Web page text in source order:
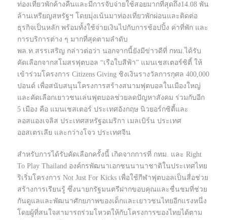
ท่องเที่ยวพักค้างคืนและมีการจับจ่ายใช้สอยมากที่สุดถึง14.08 พัน
ล้านเหรียญสหรัฐฯ โดยมุ่งเน้นมาท่องเที่ยวพักผ่อนและติดต่อ
ธุรกิจเป็นหลัก พร้อมทั้งใช้จ่ายเงินไปกับการช้อปปิ้ง ค่าที่พัก และ
การบริการต่าง ๆ มากที่สุดตามลำดับ
พล.ท.สรรเสริญ กล่าวต่อว่า นอกจากนี้ยังมีข่าวดีที่ กทม.ได้รับ
คัดเลือกจากสโมสรฟุตบอล “เรือใบสีฟ้า” แมนเชสเตอร์ซิตี้ ให้
เข้าร่วมโครงการ Citizens Giving ชิงเงินรางวัลการกุศล 400,000
ปอนด์ เพื่อสนับสนุนโครงการสร้างสนามฟุตบอลในเมืองใหญ่
และคัดเลือกเยาวชนเล่นฟุตบอลช่วยลดปัญหาสังคม ร่วมกับอีก
5 เมือง คือ แมนเชสเตอร์ ประเทศอังกฤษ นิวยอร์กซิตี้และ
ลอสแองเจลิส ประเทศสหรัฐอเมริกา เมลเบิร์น ประเทศ
ออสเตรเลีย และกว่างโจว ประเทศจีน
สำหรับการได้รับคัดเลือกครั้งนี้ เกิดจากการที่ กทม. และ Right
To Play Thailand องค์กรพัฒนาเอกชนนานาชาติในประเทศไทย
ริเริ่มโครงการ Not Just For Kicks เพื่อใช้กีฬาฟุตบอลเป็นสื่อช่วย
สร้างการเรียนรู้ ซึ่งนายกรัฐมนตรีฝากขอบคุณและชื่นชมที่ช่วย
กันดูแลและพัฒนาศักยภาพของเด็กและเยาวชนไทยอีกแรงหนึ่ง
โดยผู้ที่สนใจสามารถร่วมโหวตให้กับโครงการของไทยได้ตาม